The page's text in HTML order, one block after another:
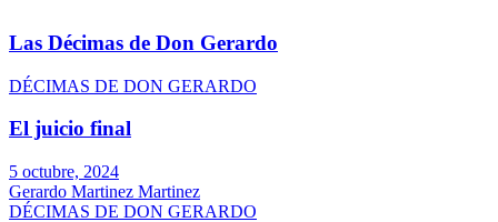
Las Décimas de Don Gerardo
DÉCIMAS DE DON GERARDO
El juicio final
5 octubre, 2024
Gerardo Martinez Martinez
DÉCIMAS DE DON GERARDO